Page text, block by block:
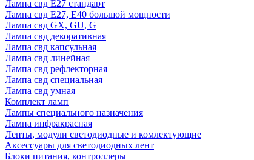
Лампа свд E27 стандарт
Лампа свд E27, Е40 большой мощности
Лампа свд GX, GU, G
Лампа свд декоративная
Лампа свд капсульная
Лампа свд линейная
Лампа свд рефлекторная
Лампа свд специальная
Лампа свд умная
Комплект ламп
Лампы специального назначения
Лампа инфракрасная
Ленты, модули светодиодные и комлектующие
Аксессуары для светодиодных лент
Блоки питания, контроллеры